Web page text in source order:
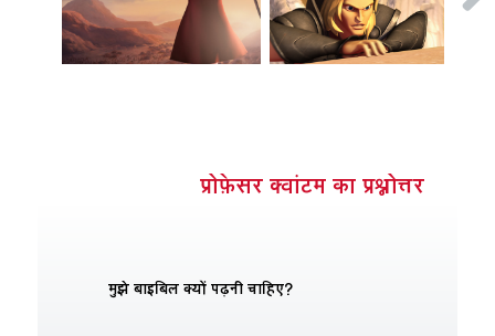
प्रोफ़ेसर क्वांटम का प्रश्नोत्तर
मुझे बाइबिल क्यों पढ़नी चाहिए?